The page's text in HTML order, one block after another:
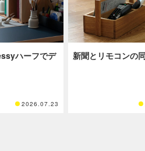
ハーフでデ
2026.07.23
新聞とリモコンの